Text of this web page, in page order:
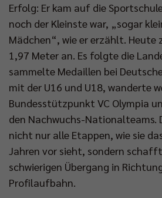
Erfolg: Er kam auf die
noch der Kleinste war, „sogar
Mädchen“, wie er erzählt. Heute
1,97 Meter an. Es folgte die
sammelte Medaillen bei
mit der U16 und U18, wanderte
Bundesstützpunkt VC Olympia
den Nachwuchs-Nationalteams.
nicht nur alle Etappen, wie sie
Jahren vor sieht, sondern
schwierigen Übergang in
Profilaufbahn.